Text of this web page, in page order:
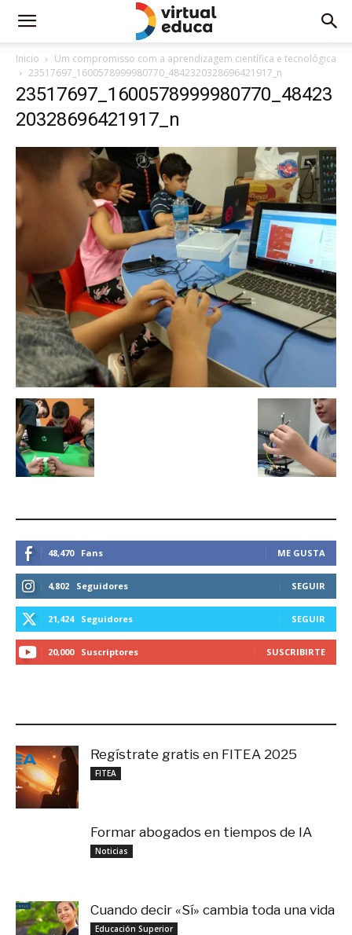
Inicio
Um compromisso com a aprendizagem científica e tecnológica
23517697_1600578999980770_4842320328696421917_n
23517697_1600578999980770_48423
20328696421917_n
48,470 Fans ME GUSTA
4,802 Seguidores SEGUIR
21,424 Seguidores SEGUIR
20,000 Suscriptores SUSCRIBIRTE
Regístrate gratis en FITEA 2025
FITEA
Formar abogados en tiempos de IA
Noticias
Cuando decir «Sí» cambia toda una vida
Educación Superior